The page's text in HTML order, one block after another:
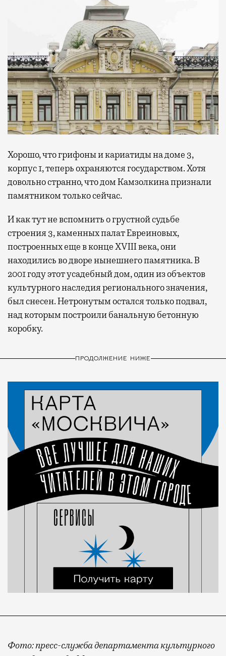
Хорошо, что грифоны и кариатиды на доме 3,
корпус 1, теперь охраняются государством. Хотя
довольно странно, что дом Камзолкина признали
памятником только сейчас.
И как тут не вспомнить о грустной судьбе
строения 3, каменных палат Евреиновых,
построенных еще в конце XVIII века, они
находились во дворе нынешнего памятника. В
2001 году этот усадебный дом, один из объектов
культурного наследия регионального значения,
был снесен. Нетронутым остался только подвал,
над которым построили банальную бетонную
коробку.
ПРОДОЛЖЕНИЕ НИЖЕ
Фото: пресс-служба департамента культурного